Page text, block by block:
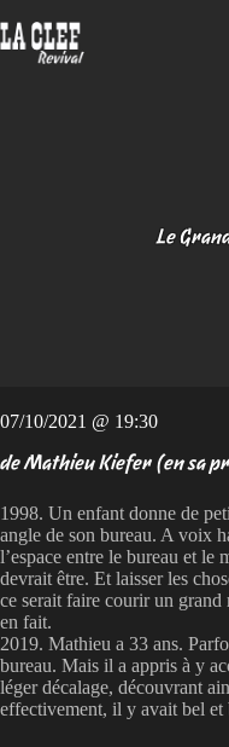
au
contenu
Le
07/10/2021 @ 19:30
de Mathieu Kiefer (en sa
1998. Un enfant donne de
angle de son bureau. A voix
l’espace entre le bureau et le
devrait être. Et laisser les
ce serait faire courir un
en fait.
2019. Mathieu a 33 ans.
bureau. Mais il a appris à y
léger décalage, découvrant
effectivement, il y avait bel et